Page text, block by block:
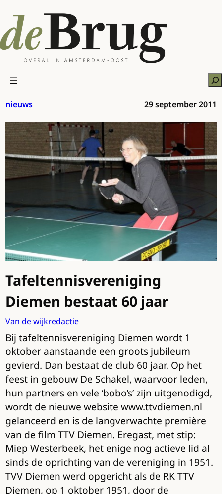
naar
de
inhoud
nieuws 29 september 2011
Tafeltennisvereniging
Diemen bestaat 60 jaar
Van de wijkredactie
Bij tafeltennisvereniging Diemen wordt 1
oktober aanstaande een groots jubileum
gevierd. Dan bestaat de club 60 jaar. Op het
feest in gebouw De Schakel, waarvoor leden,
hun partners en vele ‘bobo’s’ zijn uitgenodigd,
wordt de nieuwe website www.ttvdiemen.nl
gelanceerd en is de langverwachte première
van de film TTV Diemen. Eregast, met stip:
Miep Westerbeek, het enige nog actieve lid al
sinds de oprichting van de vereniging in 1951.
TVV Diemen werd opgericht als de RK TTV
Diemen, op 1 oktober 1951, door de